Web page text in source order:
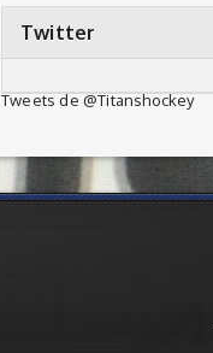
Twitter
Tweets de @Titanshockey